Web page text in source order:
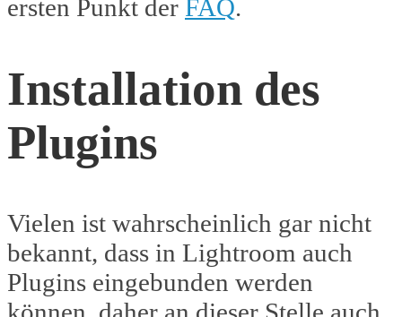
ersten Punkt der FAQ.
Installation des
Plugins
Vielen ist wahrscheinlich gar nicht
bekannt, dass in Lightroom auch
Plugins eingebunden werden